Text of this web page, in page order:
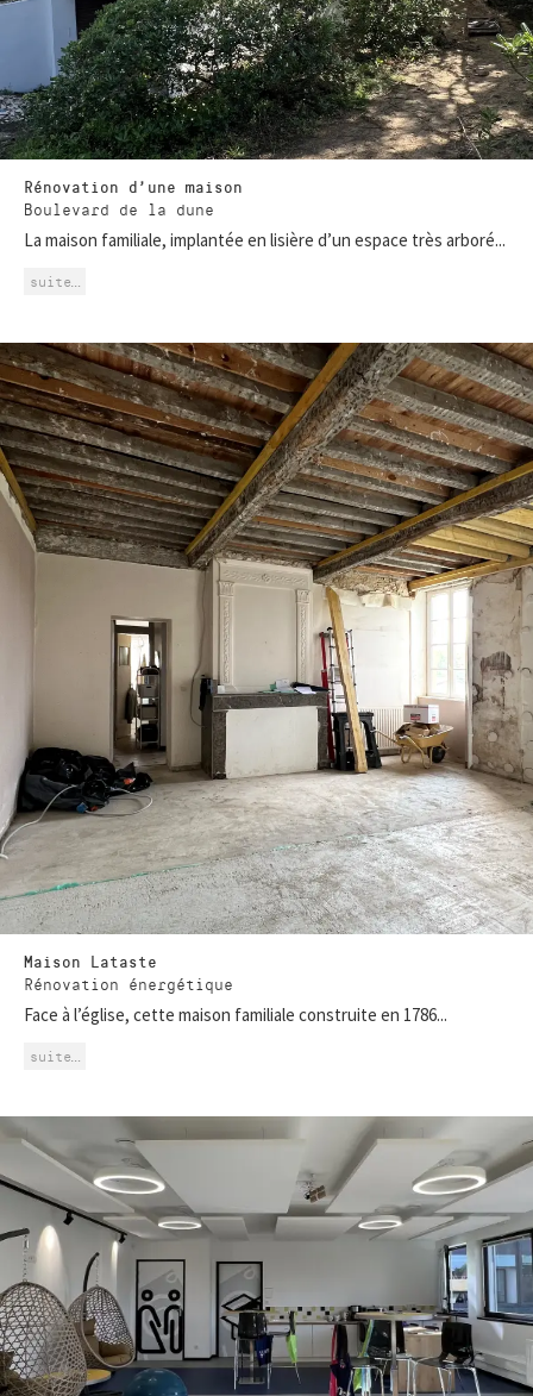
Rénovation d’une maison
Boulevard de la dune
La maison familiale, implantée en lisière d’un espace très arboré...
suite…
Maison Lataste
Rénovation énergétique
Face à l’église, cette maison familiale construite en 1786...
suite…